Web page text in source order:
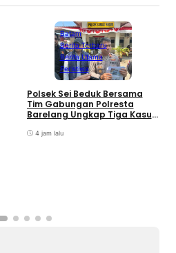
Batam
Berita Terbaru
Berita Utama
Peristiwa
Polsek Sei Beduk Bersama
Tim Gabungan Polresta
Barelang Ungkap Tiga Kasus
4 jam lalu